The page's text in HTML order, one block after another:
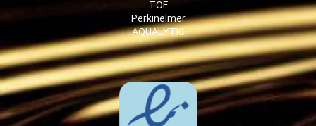
TOF
Perkinelmer
AQUALYTIC